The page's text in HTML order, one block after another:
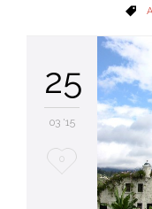

25
03 '15
Love
0